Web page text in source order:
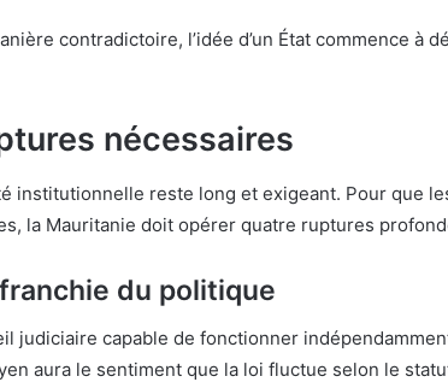
contradictoire, l’idée d’un État commence à
nécessaires
institutionnelle reste long et exigeant. Pour que
la Mauritanie doit opérer quatre ruptures
du politique
judiciaire capable de fonctionner
aura le sentiment que la loi fluctue selon le